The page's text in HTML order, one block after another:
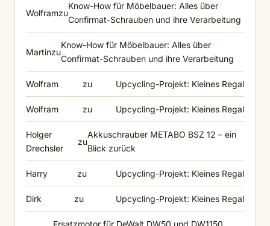
Wolframzu
Know-How für Möbelbauer: Alles über
Confirmat-Schrauben und ihre Verarbeitung
Martinzu
Know-How für Möbelbauer: Alles über
Confirmat-Schrauben und ihre Verarbeitung
Wolfram zu Upcycling-Projekt: Kleines Regal
Wolfram zu Upcycling-Projekt: Kleines Regal
Holger
Drechsler
zu
Akkuschrauber METABO BSZ 12 – ein
Blick zurück
Harry zu Upcycling-Projekt: Kleines Regal
Dirk zu Upcycling-Projekt: Kleines Regal